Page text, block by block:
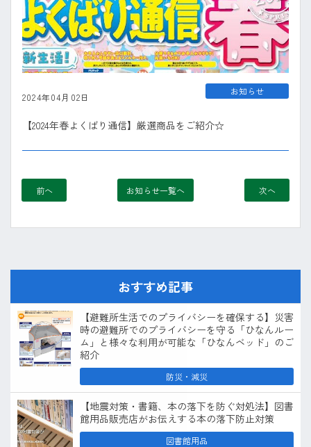
2024年04月02日
【2024年春よくばり通信】厳選商品をご紹介☆
お知らせ
前へ お知らせ一覧へ 次へ
おすすめ記事
【避難所生活でのプライバシーを確保する】災害
時の避難所でのプライバシーを守る「ひなんルー
ム」と様々な利用が可能な「ひなんベッド」のご
紹介
防災・減災
【地震対策・書籍、本の落下を防ぐ対処法】図書
館用品販売店がお伝えする本の落下防止対策
図書館用品